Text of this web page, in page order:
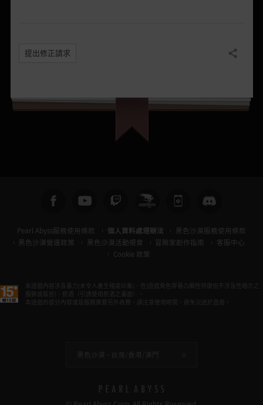
提出修正請求 分享
Pearl Abyss服務使用條款 個人資料處理辦法
黑色沙漠服務使用條款
黑色沙漠營運政策
黑色沙漠活動規章 冒險家創作指南
客服中心
Cookie 政策
本遊戲內容涉及暴力(未令人產生殘虐印象)、性(遊戲角色穿著凸顯性特徵但不涉及性暗示之
服飾或裝扮)、菸酒（引誘使用菸酒之畫面）。
本遊戲的部分內容或是服務需要另外收費。請注意使用時間，避免沉迷於遊戲。
黑色沙漠 - 台灣/香港/澳門